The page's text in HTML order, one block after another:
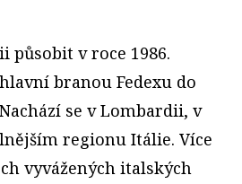
působit v roce 1986.
branou Fedexu do
se v Lombardii, v
regionu Itálie. Více
vyvážených italských